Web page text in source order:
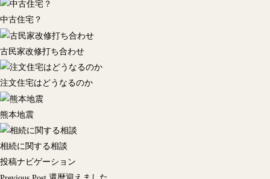
中古住宅？
古民家改修打ち合わせ
注文住宅はどうなるのか
熊本地震
相続に関する相談
投稿ナビゲーション
還暦迎えました